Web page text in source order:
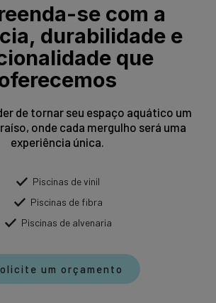
se com a
durabilidade e
que
de tornar seu espaço aquático um
onde cada mergulho será uma
experiência única.
Piscinas de vinil
Piscinas de fibra
Piscinas de alvenaria
um orçamento